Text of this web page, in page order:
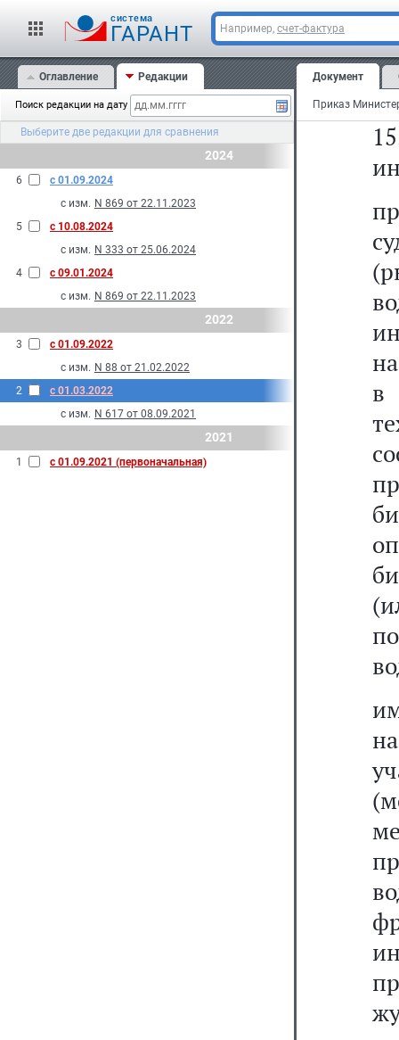
cистема
ГАРАНТ Например, счет-фактура
Оглавление Редакции
Поиск редакции на дату
Выберите две редакции для сравнения
2024
6
с 01.09.2024
с изм. N 869 от 22.11.2023
5
с 10.08.2024
с изм. N 333 от 25.06.2024
4
с 09.01.2024
с изм. N 869 от 22.11.2023
2022
3
с 01.09.2022
с изм. N 88 от 21.02.2022
2
с 01.03.2022
с изм. N 617 от 08.09.2021
2021
1 с 01.09.2021 (первоначальная)
Документ
в